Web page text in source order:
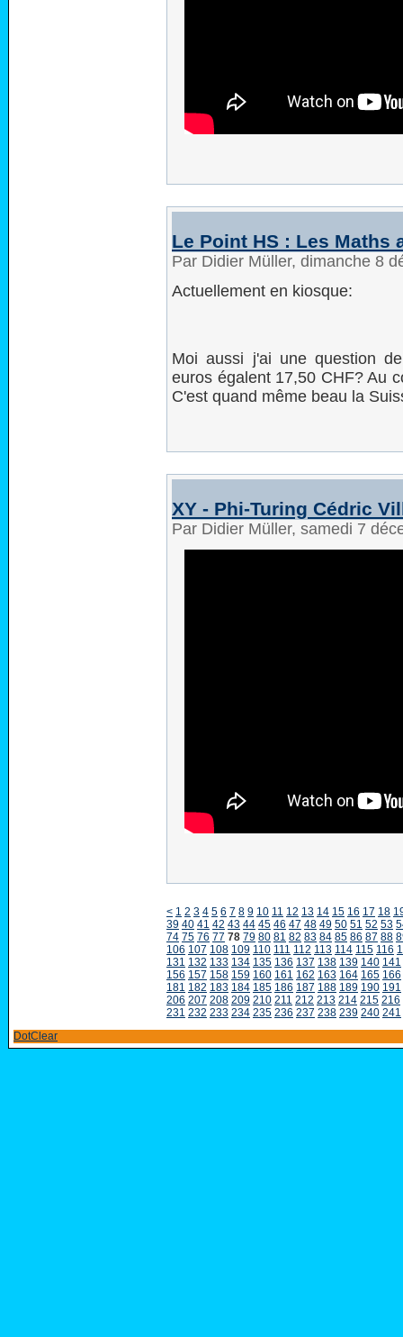
Le Point HS : Les Maths
Par Didier Müller, dimanche 8
Actuellement en kiosque:
Moi aussi j'ai une question
euros égalent 17,50 CHF? Au
C'est quand même beau la
XY - Phi-Turing Cédric
Par Didier Müller, samedi 7
< 1 2 3 4 5 6 7 8 9 10 11 12 13 14 15 16 17 18
39 40 41 42 43 44 45 46 47 48 49 50 51 52 53
74 75 76 77 78 79 80 81 82 83 84 85 86 87 88
106 107 108 109 110 111 112 113 114 115 116
131 132 133 134 135 136 137 138 139 140 141
156 157 158 159 160 161 162 163 164 165 166
181 182 183 184 185 186 187 188 189 190 191
206 207 208 209 210 211 212 213 214 215 216
231 232 233 234 235 236 237 238 239 240 241
DotClear